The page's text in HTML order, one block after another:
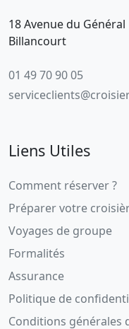
18 Avenue du
Billancourt
01 49 70 90 05
Liens Utiles
Comment réserver ?
Préparer votre
Voyages de groupe
Formalités
Assurance
Politique de
Conditions générales